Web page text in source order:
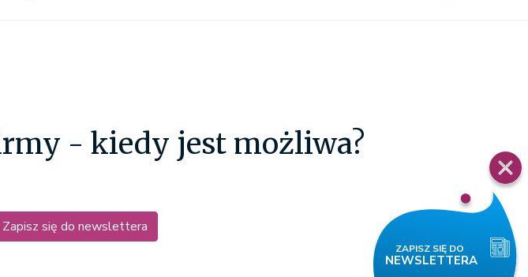
- kiedy jest możliwa?
Zapisz się do newslettera